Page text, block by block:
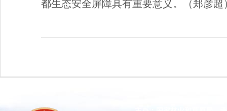
都生态安全屏障具有重要意义。（郑彦超